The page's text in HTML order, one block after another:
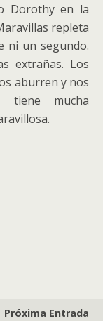
Dorothy en la
repleta
ni un segundo.
extrañas. Los
aburren y nos
tiene mucha
Próxima Entrada